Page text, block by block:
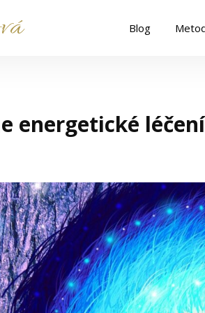
Blog
energetické